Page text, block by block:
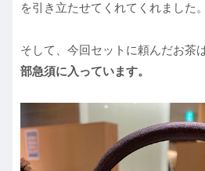
を引き立たせてくれてくれました。
そして、今回セットに頼んだお茶は
部急須に入っています。